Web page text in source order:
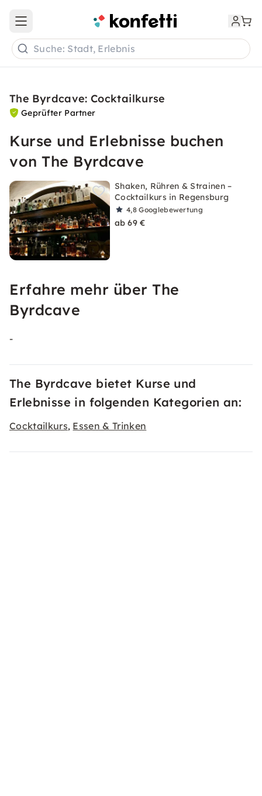
Open main menu
Suche: Stadt, Erlebnis
The Byrdcave: Cocktailkurse
Geprüfter Partner
Kurse und Erlebnisse buchen
von The Byrdcave
Shaken, Rühren & Strainen –
Cocktailkurs in Regensburg
4,8Googlebewertung
ab 69 €
Erfahre mehr über The
Byrdcave
-
The Byrdcave bietet Kurse und
Erlebnisse in folgenden Kategorien an:
Cocktailkurs, Essen & Trinken